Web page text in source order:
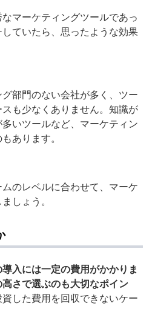
マーケティングツールであっ
ていたら、思ったような効果
部門のない会社が多く、ツー
も少なくありません。知識が
いツールなど、マーケティン
あります。
のレベルに合わせて、マーケ
しょう。
入には一定の費用がかかりま
さで選ぶのも大切なポイン
した費用を回収できないケー